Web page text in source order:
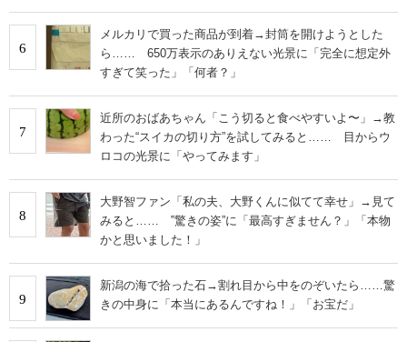
6
メルカリで買った商品が到着→封筒を開けようとした
ら…… 650万表示のありえない光景に「完全に想定外
すぎて笑った」「何者？」
7
近所のおばあちゃん「こう切ると食べやすいよ〜」→教
わった“スイカの切り方”を試してみると…… 目からウ
ロコの光景に「やってみます」
8
大野智ファン「私の夫、大野くんに似てて幸せ」→見て
みると…… ‟驚きの姿”に「最高すぎません？」「本物
かと思いました！」
9
新潟の海で拾った石→割れ目から中をのぞいたら……驚
きの中身に「本当にあるんですね！」「お宝だ」